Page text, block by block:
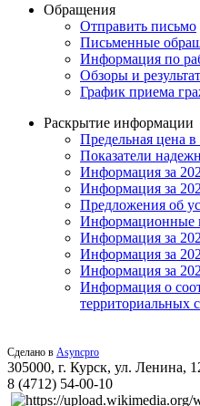
Обращения
Отправить письмо
Письменные
Информация по
Обзоры и
График приема
Раскрытие информации
Предельная цена
Показатели
Информация за
Информация за
Предложения об
Информационные
Информация за
Информация за
Информация за
Информация о
территориальных
Сделано в Asyncpro
305000, г. Курск, ул. Ленина,
8 (4712) 54-00-10